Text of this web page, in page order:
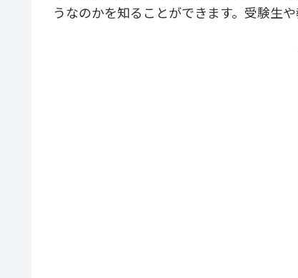
うなのかを知ることができます。受験生